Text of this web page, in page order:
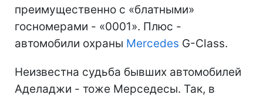
преимущественно с «блатными»
госномерами - «0001». Плюс -
автомобили охраны Mercedes G-Class.
Неизвестна судьба бывших автомобилей
Аделаджи - тоже Мерседесы. Так, в